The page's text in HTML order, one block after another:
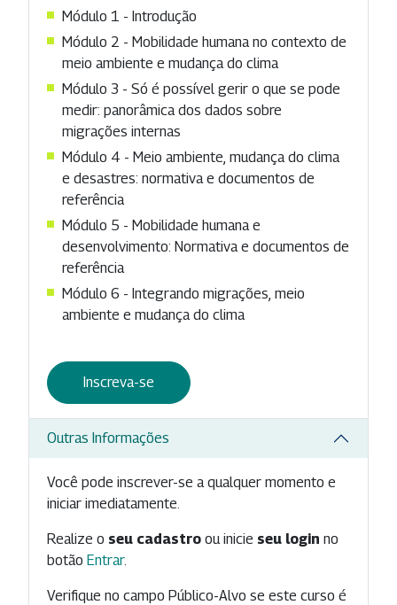
Módulo 1 - Introdução
Módulo 2 - Mobilidade humana no contexto de
meio ambiente e mudança do clima
Módulo 3 - Só é possível gerir o que se pode
medir: panorâmica dos dados sobre
migrações internas
Módulo 4 - Meio ambiente, mudança do clima
e desastres: normativa e documentos de
referência
Módulo 5 - Mobilidade humana e
desenvolvimento: Normativa e documentos de
referência
Módulo 6 - Integrando migrações, meio
ambiente e mudança do clima
Inscreva-se
Outras Informações
Você pode inscrever-se a qualquer momento e
iniciar imediatamente.
Realize o seu cadastro ou inicie seu login no
botão Entrar.
Verifique no campo Público-Alvo se este curso é